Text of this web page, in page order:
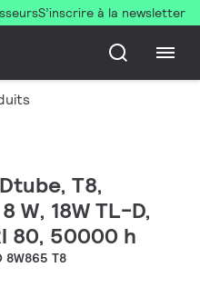
S’inscrire à la newsletter
T8,
W, 18W TL-D,
80, 50000 h
8W865 T8